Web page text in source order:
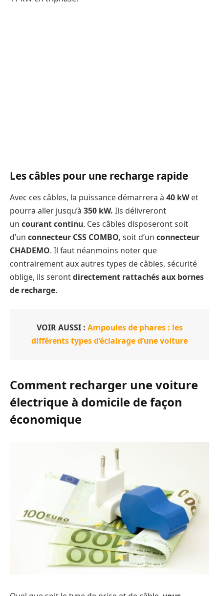
Les câbles pour une recharge rapide
Avec ces câbles, la puissance démarrera à 40 kWet
pourra aller jusqu’à 350 kW. Ils délivreront
un courant continu. Ces câbles disposeront soit
d’un connecteur CSS COMBO, soit d’un connecteur
CHADEMO. Il faut néanmoins noter que
contrairement aux autres types de câbles, sécurité
oblige, ils serontdirectement rattachés aux bornes
de recharge.
VOIR AUSSI : Ampoules de phares : les
différents types d’éclairage d’une voiture
Comment recharger une voiture
électrique à domicile de façon
économique